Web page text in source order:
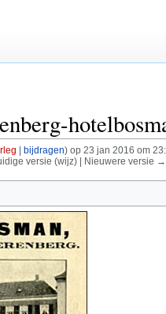
bijdragen)op 23 jan 2016 om
versie (wijz) | Nieuwere versie